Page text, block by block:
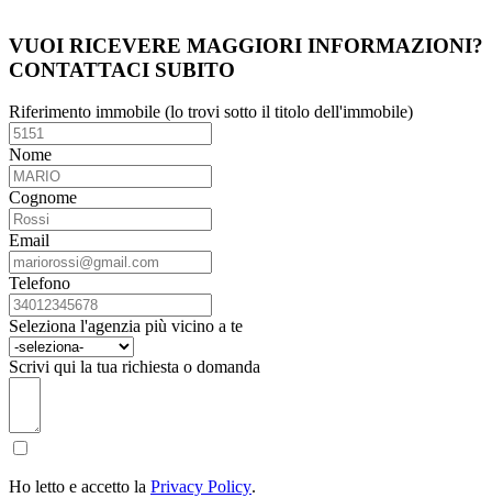
VUOI RICEVERE MAGGIORI INFORMAZIONI?
CONTATTACI SUBITO
Riferimento immobile (lo trovi sotto il titolo dell'immobile)
Nome
Cognome
Email
Telefono
Seleziona l'agenzia più vicino a te
Scrivi qui la tua richiesta o domanda
Ho letto e accetto la Privacy Policy.